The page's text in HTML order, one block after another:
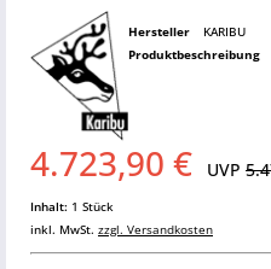
Hersteller
KARIBU
Produktbeschreibung
4.723,90 € UVP
Inhalt: 1 Stück
inkl. MwSt. zzgl. Versandkosten